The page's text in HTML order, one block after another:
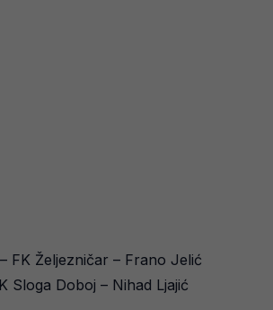
FK Željezničar – Frano Jelić
Sloga Doboj – Nihad Ljajić